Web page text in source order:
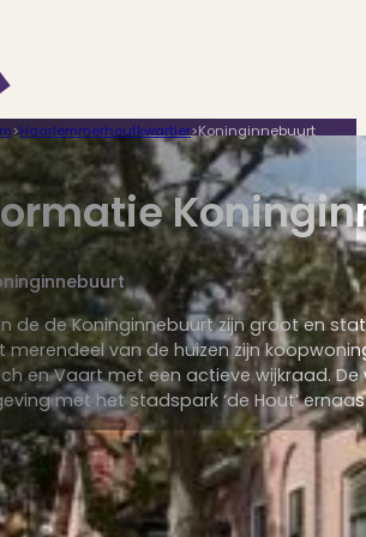
aanbod
woningen..
verkocht
Kijk mee..
>Haarlemmerhoutkwartier>Koninginnebuurt
de de Koninginnebuurt zijn groot en
merendeel van de huizen zijn
en Vaart met een actieve wijkraad.
met het stadspark ‘de Hout’